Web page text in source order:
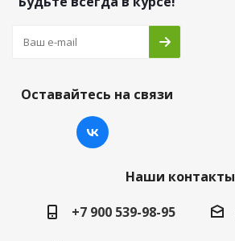
Оставайтесь на связи
Наши контакты
+7 900 539-98-95